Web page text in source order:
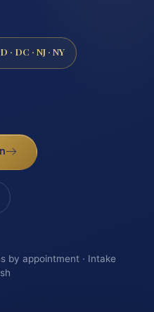
· DC · NJ · NY
by appointment · Intake